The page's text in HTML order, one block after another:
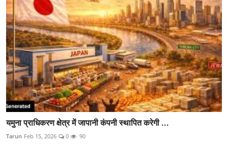
यमुना प्राधिकरण क्षेत्र में जापानी कंपनी स्थापित करेगी ...
Tarun Feb 15, 2026 0 90